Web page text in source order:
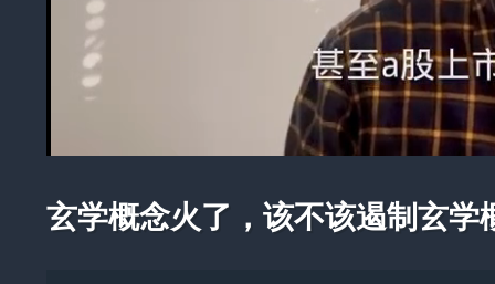
玄学概念火了，该不该遏制玄学